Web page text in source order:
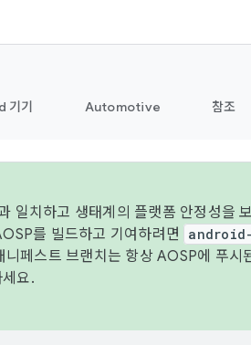
기기 Automotive 참조
일치하고 생태계의 플랫폼 안정성을
를 빌드하고 기여하려면
니페스트 브랜치는 항상 AOSP에 푸시
요.